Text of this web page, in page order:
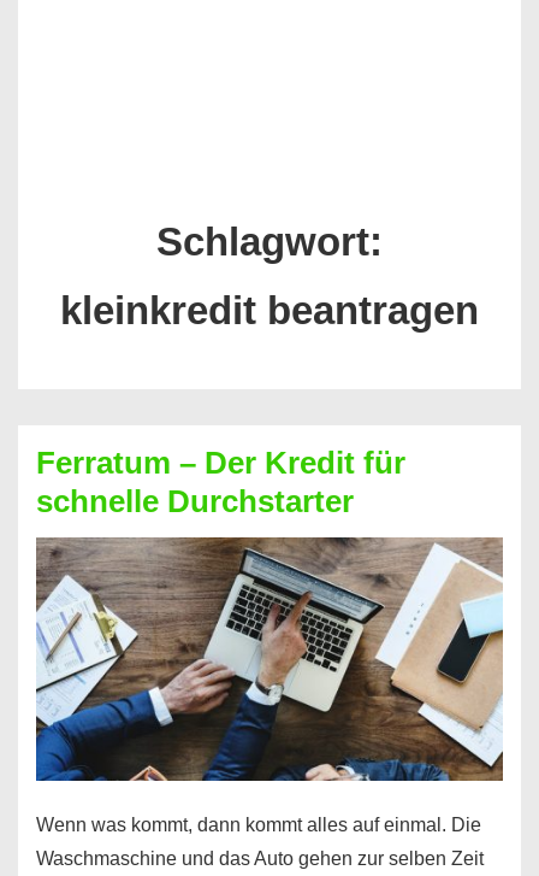
Schlagwort:
kleinkredit beantragen
Ferratum – Der Kredit für
schnelle Durchstarter
Wenn was kommt, dann kommt alles auf einmal. Die
Waschmaschine und das Auto gehen zur selben Zeit